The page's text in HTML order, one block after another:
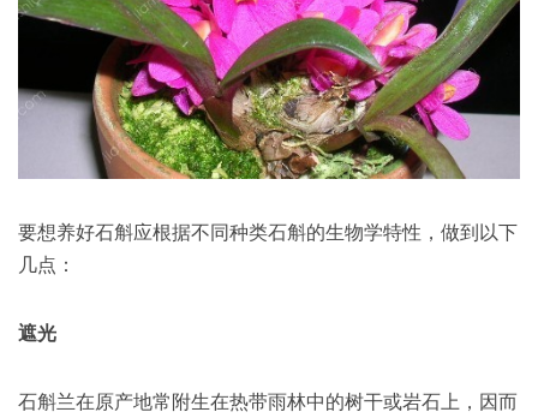
要想养好石斛应根据不同种类石斛的生物学特性，做到以下
几点：
遮光
石斛兰在原产地常附生在热带雨林中的树干或岩石上，因而